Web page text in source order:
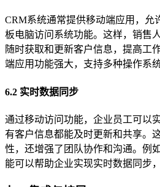
CRM系统通常提供移动端应用，允
板电脑访问系统功能。这样，销售
随时获取和更新客户信息，提高工
端应用功能强大，支持多种操作系
6.2 实时数据同步
通过移动访问功能，企业员工可以
有客户信息都能及时更新和共享。
性，还增强了团队协作和沟通。例
能可以帮助企业实现实时数据同步